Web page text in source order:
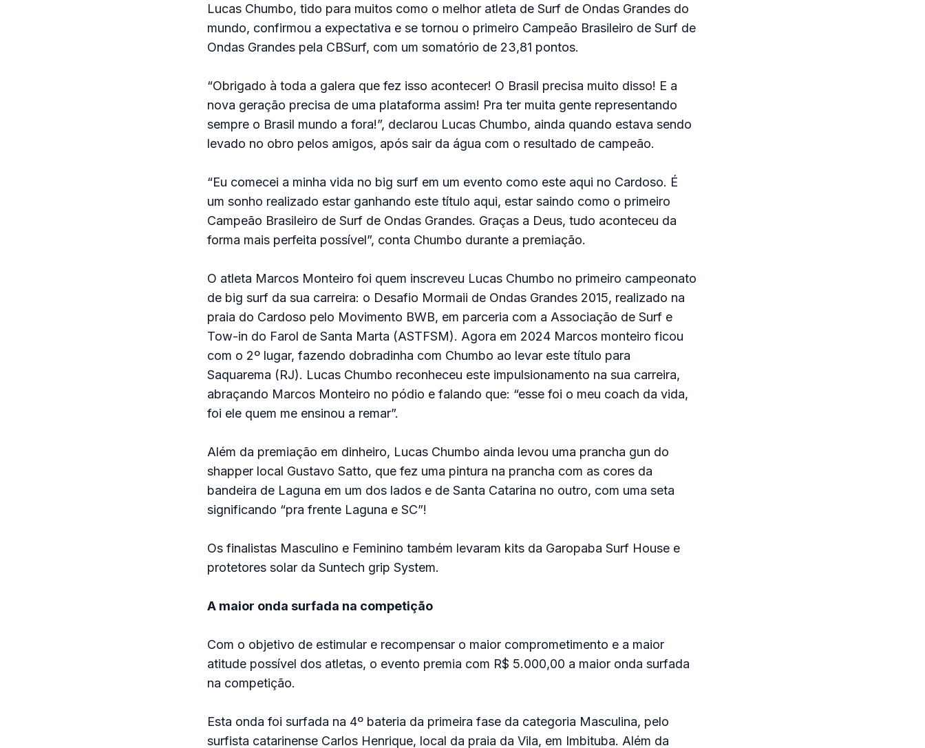
Lucas Chumbo, tido para muitos como o melhor atleta de Surf de Ondas Grandes do
mundo, confirmou a expectativa e se tornou o primeiro Campeão Brasileiro de Surf de
Ondas Grandes pela CBSurf, com um somatório de 23,81 pontos.
“Obrigado à toda a galera que fez isso acontecer! O Brasil precisa muito disso! E a
nova geração precisa de uma plataforma assim! Pra ter muita gente representando
sempre o Brasil mundo a fora!”, declarou Lucas Chumbo, ainda quando estava sendo
levado no obro pelos amigos, após sair da água com o resultado de campeão.
“Eu comecei a minha vida no big surf em um evento como este aqui no Cardoso. É
um sonho realizado estar ganhando este título aqui, estar saindo como o primeiro
Campeão Brasileiro de Surf de Ondas Grandes. Graças a Deus, tudo aconteceu da
forma mais perfeita possível”, conta Chumbo durante a premiação.
O atleta Marcos Monteiro foi quem inscreveu Lucas Chumbo no primeiro campeonato
de big surf da sua carreira: o Desafio Mormaii de Ondas Grandes 2015, realizado na
praia do Cardoso pelo Movimento BWB, em parceria com a Associação de Surf e
Tow-in do Farol de Santa Marta (ASTFSM). Agora em 2024 Marcos monteiro ficou
com o 2º lugar, fazendo dobradinha com Chumbo ao levar este título para
Saquarema (RJ). Lucas Chumbo reconheceu este impulsionamento na sua carreira,
abraçando Marcos Monteiro no pódio e falando que: “esse foi o meu coach da vida,
foi ele quem me ensinou a remar”.
Além da premiação em dinheiro, Lucas Chumbo ainda levou uma prancha gun do
shapper local Gustavo Satto, que fez uma pintura na prancha com as cores da
bandeira de Laguna em um dos lados e de Santa Catarina no outro, com uma seta
significando “pra frente Laguna e SC”!
Os finalistas Masculino e Feminino também levaram kits da Garopaba Surf House e
protetores solar da Suntech grip System.
A maior onda surfada na competição
Com o objetivo de estimular e recompensar o maior comprometimento e a maior
atitude possível dos atletas, o evento premia com R$ 5.000,00 a maior onda surfada
na competição.
Esta onda foi surfada na 4º bateria da primeira fase da categoria Masculina, pelo
surfista catarinense Carlos Henrique, local da praia da Vila, em Imbituba. Além da